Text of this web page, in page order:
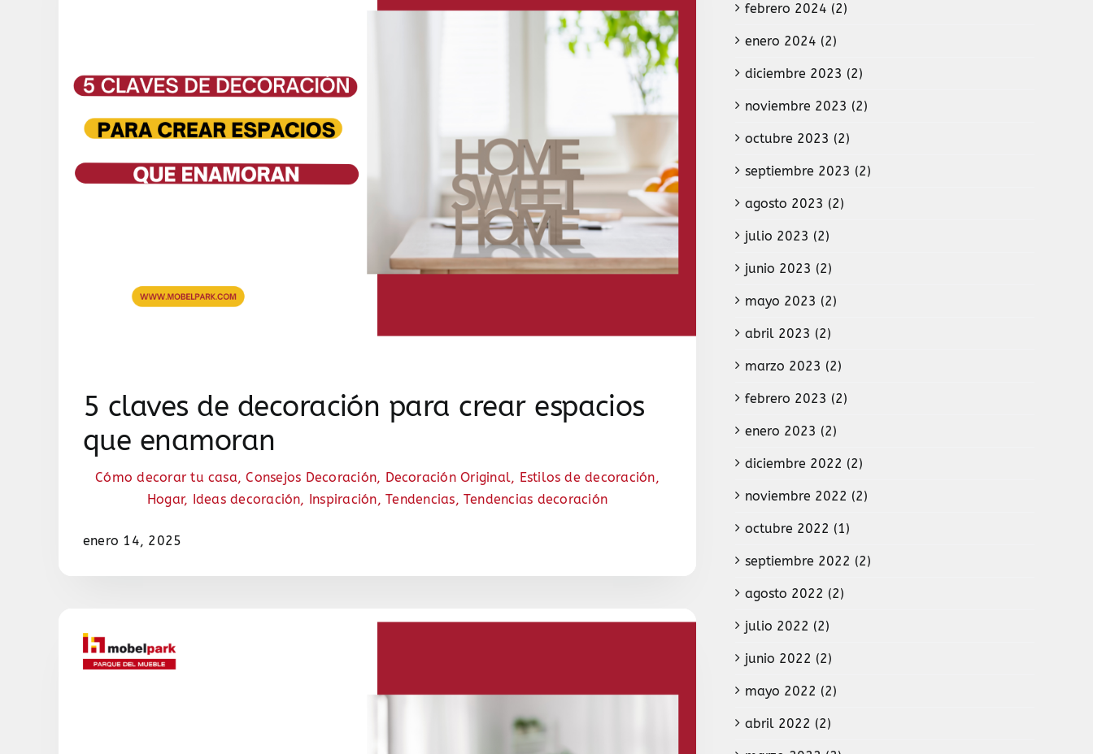
5 claves de decoración para crear espacios
que enamoran
Cómo decorar tu casa,Consejos Decoración, Decoración Original, Estilos de decoración,
Hogar, Ideas decoración, Inspiración,Tendencias, Tendencias decoración
enero 14, 2025
febrero 2024 (2)
enero 2024 (2)
diciembre 2023 (2)
noviembre 2023 (2)
octubre 2023 (2)
septiembre 2023 (2)
agosto 2023 (2)
julio 2023 (2)
junio 2023 (2)
mayo 2023 (2)
abril 2023 (2)
marzo 2023 (2)
febrero 2023 (2)
enero 2023 (2)
diciembre 2022 (2)
noviembre 2022 (2)
octubre 2022 (1)
septiembre 2022 (2)
agosto 2022 (2)
julio 2022 (2)
junio 2022 (2)
mayo 2022 (2)
abril 2022 (2)